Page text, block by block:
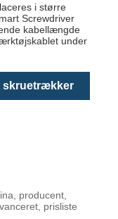
i større
Screwdriver
kabellængde
under
skruetrækker
producent,
prisliste